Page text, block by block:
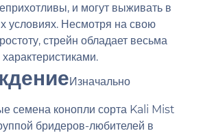
и могут выживать в
условиях. Несмотря на свою
стрейн обладает весьма
Изначально
семена конопли сорта Kali Mist
бридеров-любителей в